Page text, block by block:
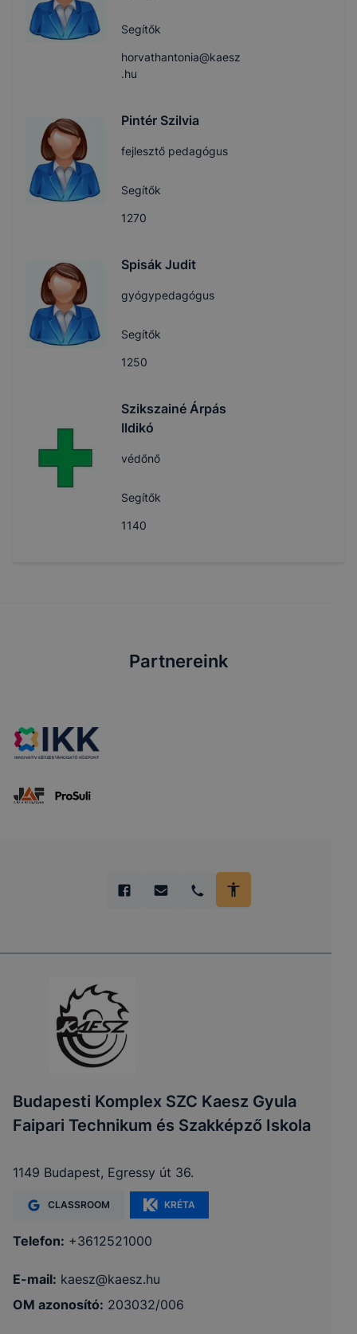
Segítők
horvathantonia@kaesz
.hu
Pintér Szilvia
fejlesztő pedagógus
Segítők
1270
Spisák Judit
gyógypedagógus
Segítők
1250
Szikszainé Árpás
Ildikó
védőnő
Segítők
1140
Partnereink
Budapesti Komplex SZC Kaesz Gyula
Faipari Technikum és Szakképző Iskola
1149 Budapest, Egressy út 36.
CLASSROOM KRÉTA
Telefon: +3612521000
E-mail: kaesz@kaesz.hu
OM azonosító: 203032/006